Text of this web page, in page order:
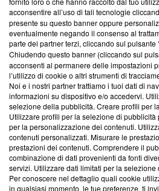
parte; Trust Project non ha ancora
conformità agli standard.
Su di noi
Team editoriale
Corporate
Redazione
Informativa Privacy
Cookie Policy
Blasting SA, IDI CHE-247.845.224,
Lugano (Svizzera) Tel:+39
acconsentire all’uso di tali tecnologie
presente su questo banner oppure
eventualmente negando il consenso al
parte dei partner terzi, cliccando sul pulsante
Chiudendo questo banner (cliccando sul
acconsenti al permanere delle impostazioni
l’utilizzo di cookie o altri strumenti di
Noi e i nostri partner trattiamo i tuoi dati di
informazioni su dispositivo e/o accedervi.
selezione della pubblicità. Creare profili per
Utilizzare profili per la selezione di
per la personalizzazione dei contenuti.
contenuti personalizzati. Misurare le
prestazioni dei contenuti. Comprendere il
combinazione di dati provenienti da fonti
servizi. Utilizzare dati limitati per la selezione
Per conoscere nel dettaglio quali cookie
in qualsiasi momento, le tue preferenze, ti